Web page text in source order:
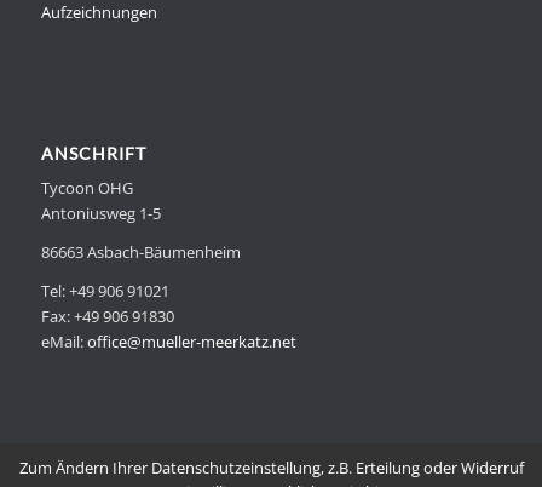
Aufzeichnungen
ANSCHRIFT
Tycoon OHG
Antoniusweg 1-5
86663 Asbach-Bäumenheim
Tel: +49 906 91021
Fax: +49 906 91830
eMail:office@mueller-meerkatz.net
Zum Ändern Ihrer Datenschutzeinstellung, z.B. Erteilung oder Widerruf